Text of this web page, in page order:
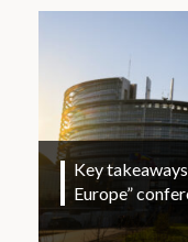
Key
Europe”